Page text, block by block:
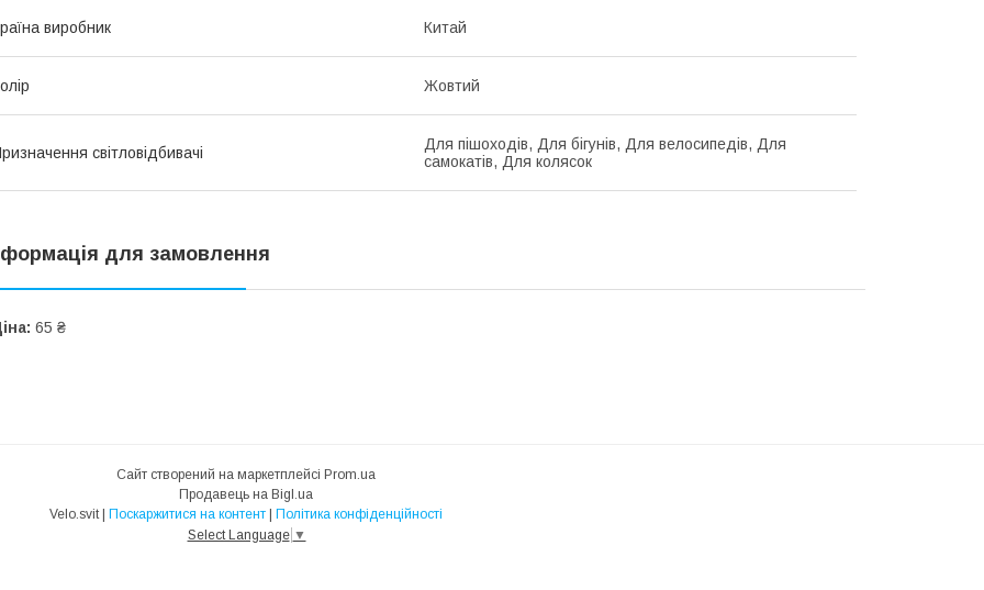
виробник Китай
Жовтий
світловідбивачі
Для пішоходів, Для бігунів, Для велосипедів, Для
самокатів, Для колясок
для замовлення
65 ₴
Сайт створений на маркетплейсі Prom.ua
Продавець на Bigl.ua
Velo.svit | Поскаржитися на контент | Політика конфіденційності
Select Language ▼